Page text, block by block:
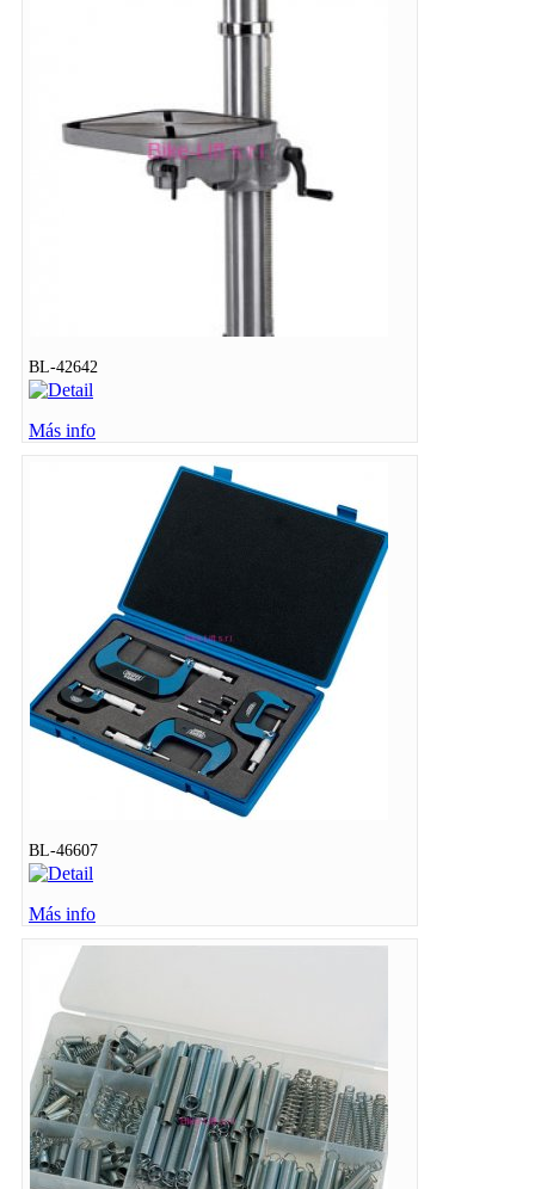
BL-42642
Más info
BL-46607
Más info